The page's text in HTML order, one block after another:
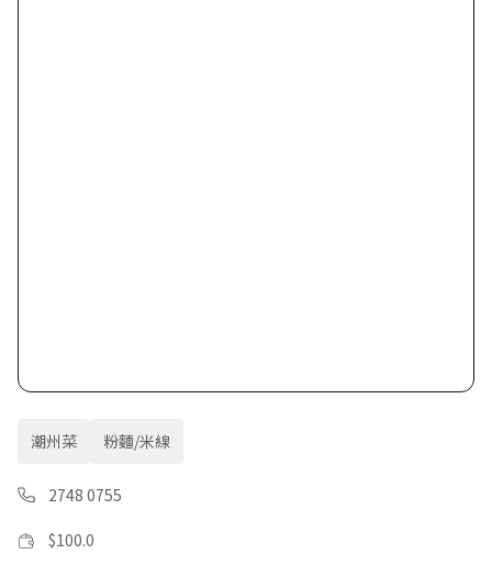
潮州菜 粉麵/米線
2748 0755
$100.0